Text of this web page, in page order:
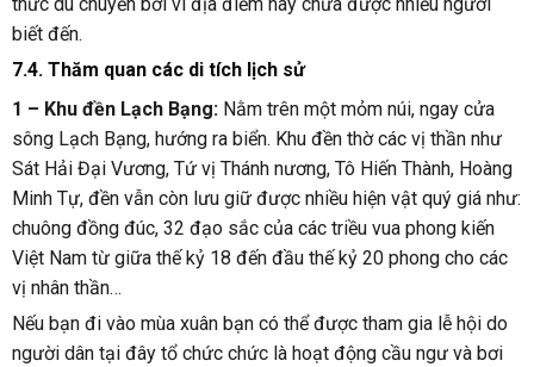
biết đến.
7.4. Thăm quan các di tích lịch sử
1 – Khu đền Lạch Bạng:Nằm trên một mỏm núi, ngay cửa
sông Lạch Bạng, hướng ra biển. Khu đền thờ các vị thần như
Sát Hải Đại Vương, Tứ vị Thánh nương, Tô Hiến Thành, Hoàng
Minh Tự, đền vẫn còn lưu giữ được nhiều hiện vật quý giá như:
chuông đồng đúc, 32 đạo sắc của các triều vua phong kiến
Việt Nam từ giữa thế kỷ 18 đến đầu thế kỷ 20 phong cho các
vị nhân thần…
Nếu bạn đi vào mùa xuân bạn có thể được tham gia lễ hội do
người dân tại đây tổ chức chức là hoạt động cầu ngư và bơi